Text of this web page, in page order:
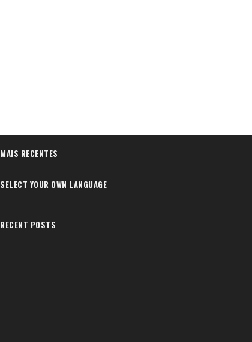
MAIS RECENTES
SELECT YOUR OWN LANGUAGE
RECENT POSTS